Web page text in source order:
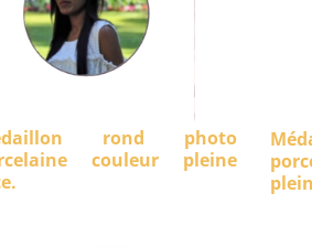
rond photo
couleur pleine